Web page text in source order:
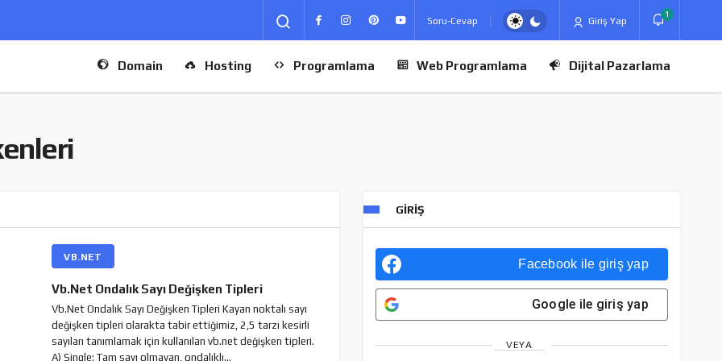
Soru-Cevap Giriş Yap
1
Domain Hosting Programlama Web Programlama Dijital Pazarlama
VB.NET
Vb.Net Ondalık Sayı Değişken Tipleri
Vb.Net Ondalık Sayı Değişken Tipleri Kayan noktalı sayı
değişken tipleri olarakta tabir ettiğimiz, 2,5 tarzı kesirli
sayıları tanımlamak için kullanılan vb.net değişken tipleri.
A) Single: Tam sayı olmayan, ondalıklı…
GIRIŞ
Facebook ile giriş yap
Google ile giriş yap
VEYA